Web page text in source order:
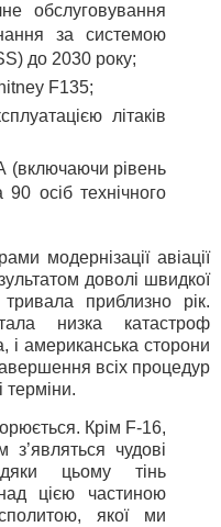
обслуговування
за системою
до 2030 року;
F135;
літаків
(включаючи рівень
90 осіб технічного
модернізації авіації
доволі швидкої
приблизно рік.
низка катастроф
і американська сторони
всіх процедур
Крім F-16,
чудові
цьому тінь
цією частиною
якої ми